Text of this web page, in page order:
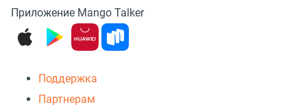
Приложение Mango Talker
Поддержка
Партнерам